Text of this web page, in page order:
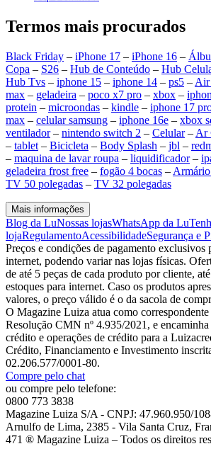
Termos mais procurados
Black Friday – iPhone 17 – iPhone 16 –
Copa – S26 – Hub de Conteúdo – Hub
Hub Tvs – iphone 15 – iphone 14 – ps5 – Air
max – geladeira – poco x7 pro – xbox –
protein – microondas – kindle – iphone 17
max – celular samsung – iphone 16e – xbox
ventilador– nintendo switch 2 – Celular– Ar
– tablet – Bicicleta – Body Splash – jbl –
– maquina de lavar roupa – liquidificador–
geladeira frost free – fogão 4 bocas –
TV 50 polegadas – TV 32 polegadas
Mais informações
Blog da LuNossas lojasWhatsApp da Lu
lojaRegulamentoAcessibilidadeSegurança e
Preços e condições de pagamento exclusivos
internet, podendo variar nas lojas físicas.
de até 5 peças de cada produto por cliente,
estoques para internet. Caso os produtos
valores, o preço válido é o da sacola de
O Magazine Luiza atua como correspondente
Resolução CMN nº 4.935/2021, e encaminha
crédito e operações de crédito para a
Crédito, Financiamento e Investimento
02.206.577/0001-80.
Compre pelo chat
ou compre pelo telefone:
0800 773 3838
Magazine Luiza S/A - CNPJ: 47.960.950/
Arnulfo de Lima, 2385 - Vila Santa Cruz,
471 ® Magazine Luiza – Todos os direitos